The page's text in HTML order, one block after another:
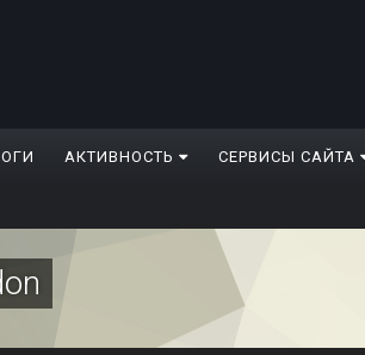
АКТИВНОСТЬ СЕРВИСЫ САЙТА